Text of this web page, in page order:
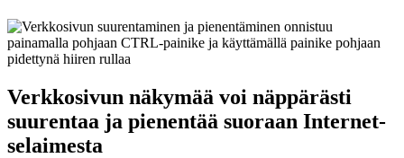
Verkkosivun näkymää voi näppärästi
suurentaa ja pienentää suoraan Internet-
selaimesta